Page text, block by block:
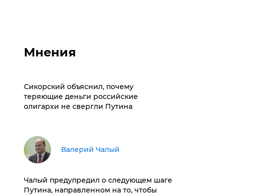
Мнения
Сикорский объяснил, почему
теряющие деньги российские
олигархи не свергли Путина
Валерий Чалый
Чалый предупредил о следующем шаге
Путина, направленном на то, чтобы